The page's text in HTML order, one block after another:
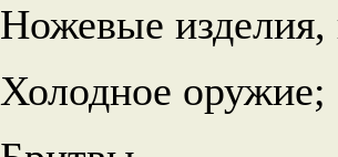
Ножевые
Холодное оружие;